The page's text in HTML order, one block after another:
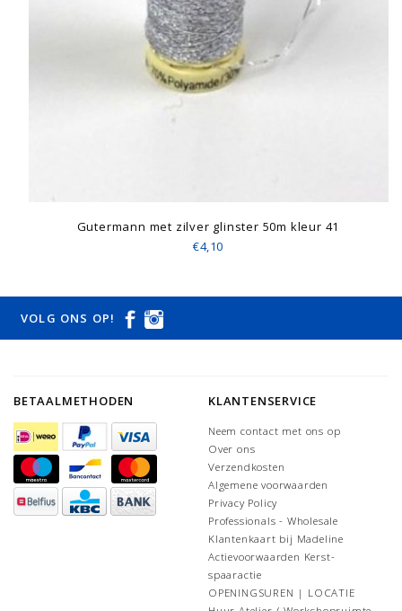
Gutermann met zilver glinster 50m kleur 41
€4,10
VOLG ONS OP!
BETAALMETHODEN KLANTENSERVICE
Neem contact met ons op
Over ons
Verzendkosten
Algemene voorwaarden
Privacy Policy
Professionals - Wholesale
Klantenkaart bij Madeline
Actievoorwaarden Kerst-
spaaractie
OPENINGSUREN | LOCATIE